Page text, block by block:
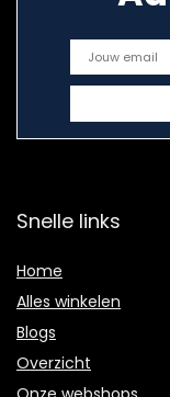
Snelle links
Home
Alles winkelen
Blogs
Overzicht